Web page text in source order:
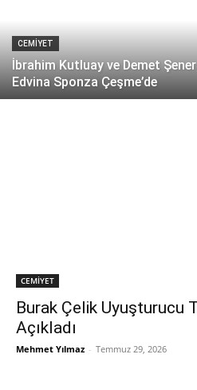
CEMİYET
İbrahim Kutluay ve Demet
Edvina Sponza Çeşme’de
CEMİYET
Burak Çelik Uyuşturucu
Açıkladı
Mehmet Yılmaz - Temmuz 29, 2026